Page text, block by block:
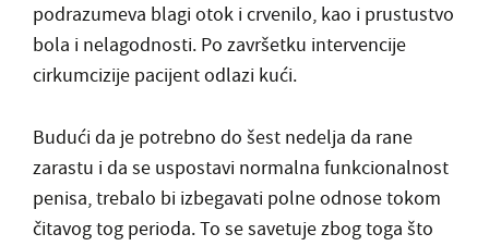
podrazumeva blagi otok i crvenilo, kao i prustustvo
bola i nelagodnosti. Po završetku intervencije
cirkumcizije pacijent odlazi kući.
Budući da je potrebno do šest nedelja da rane
zarastu i da se uspostavi normalna funkcionalnost
penisa, trebalo bi izbegavati polne odnose tokom
čitavog tog perioda. To se savetuje zbog toga što